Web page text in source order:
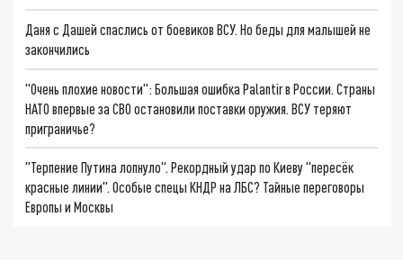
Даня с Дашей спаслись от боевиков ВСУ. Но беды для малышей не
закончились
"Очень плохие новости": Большая ошибка Palantir в России. Страны
НАТО впервые за СВО остановили поставки оружия. ВСУ теряют
приграничье?
"Терпение Путина лопнуло". Рекордный удар по Киеву "пересёк
красные линии". Особые спецы КНДР на ЛБС? Тайные переговоры
Европы и Москвы